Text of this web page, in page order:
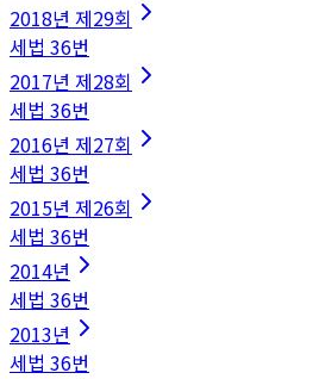
2018년 제29회
세법 36번
2017년 제28회
세법 36번
2016년 제27회
세법 36번
2015년 제26회
세법 36번
2014년
세법 36번
2013년
세법 36번